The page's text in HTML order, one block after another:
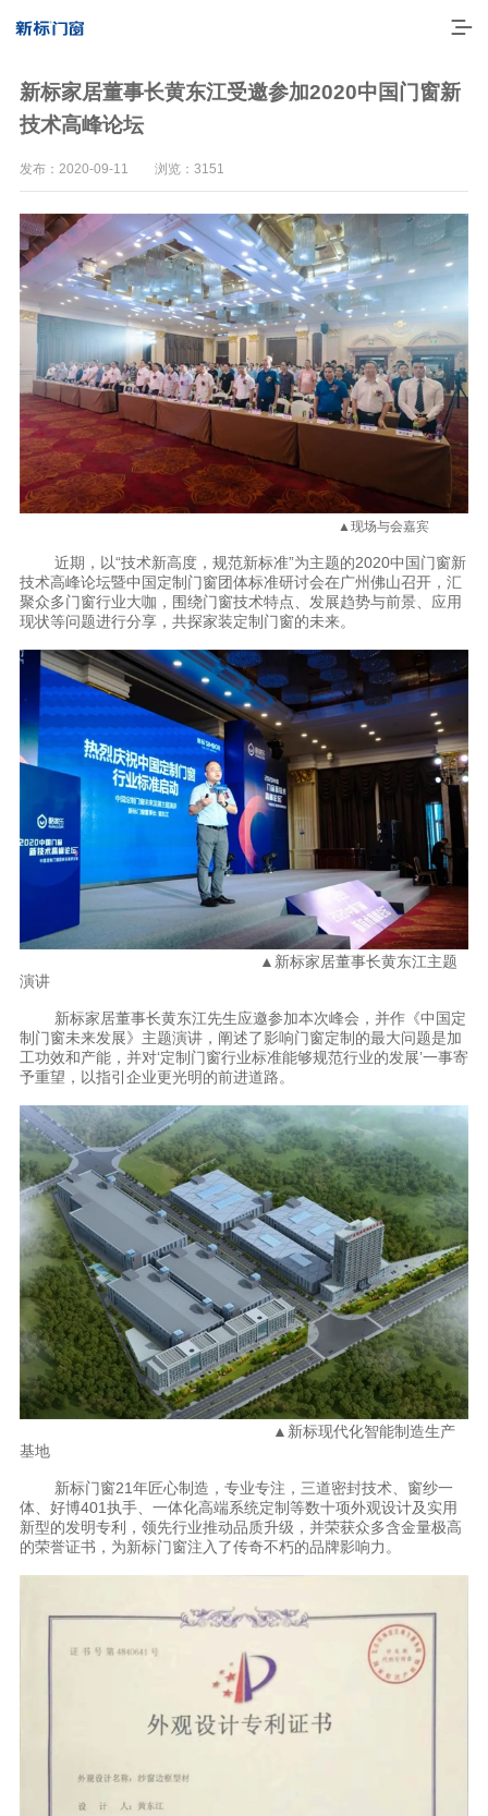
高端门窗
一体化产品
门窗实力派
理想生活
新视界
新标赋能中心
加盟合作
品牌资讯
新标铝业
新标家居董事长黄东江受邀参加2020中国门窗新
技术高峰论坛
发布：2020-09-11 浏览：3151
▲现场与会嘉宾
近期，以“技术新高度，规范新标准”为主题的2020中国门窗新
技术高峰论坛暨中国定制门窗团体标准研讨会在广州佛山召开，汇
聚众多门窗行业大咖，围绕门窗技术特点、发展趋势与前景、应用
现状等问题进行分享，共探家装定制门窗的未来。
▲新标家居董事长黄东江主题
演讲
新标家居董事长黄东江先生应邀参加本次峰会，并作《中国定
制门窗未来发展》主题演讲，阐述了影响门窗定制的最大问题是加
工功效和产能，并对‘定制门窗行业标准能够规范行业的发展’一事寄
予重望，以指引企业更光明的前进道路。
▲新标现代化智能制造生产
基地
新标门窗21年匠心制造，专业专注，三道密封技术、窗纱一
体、好博401执手、一体化高端系统定制等数十项外观设计及实用
新型的发明专利，领先行业推动品质升级，并荣获众多含金量极高
的荣誉证书，为新标门窗注入了传奇不朽的品牌影响力。